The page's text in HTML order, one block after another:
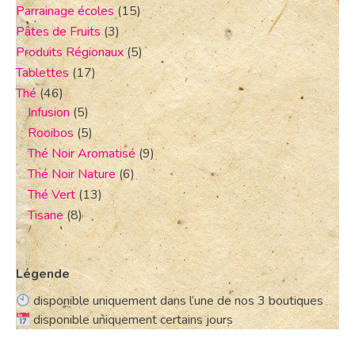
Parrainage écoles (15)
Pâtes de Fruits (3)
Produits Régionaux(5)
Tablettes(17)
Thé (46)
Infusion(5)
Rooibos (5)
Thé Noir Aromatisé (9)
Thé Noir Nature (6)
Thé Vert (13)
Tisane (8)
Légende
disponible uniquement dans l’une de nos 3 boutiques
disponible uniquement certains jours